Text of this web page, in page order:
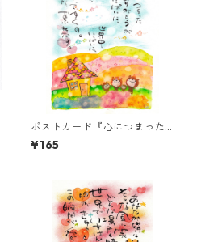
ポストカード『心につまった
ありがとうが・・・』
¥165